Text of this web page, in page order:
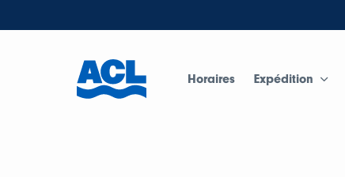
Horaires Expédition